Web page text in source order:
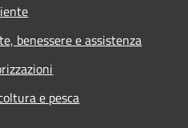
benessere e assistenza
e pesca